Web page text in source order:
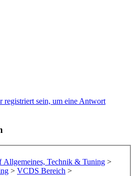
registriert sein, um eine Antwort
Technik & Tuning >
> VCDS Bereich >